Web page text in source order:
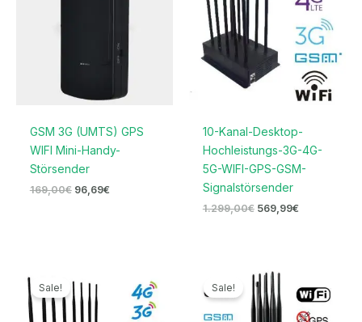
GSM 3G (UMTS) GPS
WIFI Mini-Handy-
Störsender
169,00€ 96,69€
10-Kanal-Desktop-
Hochleistungs-3G-4G-
5G-WIFI-GPS-GSM-
Signalstörsender
1.299,00€ 569,99€
Sale!
Preis
war:
1.299,00€
Preis
ist:
669,99€.
Sale!
Preis
war:
999,00€
ist:
489,99€.